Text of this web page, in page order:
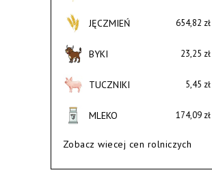
JĘCZMIEŃ 654,82 zł
BYKI 23,25 zł
TUCZNIKI 5,45 zł
MLEKO 174,09 zł
Zobacz wiecej cen rolniczych